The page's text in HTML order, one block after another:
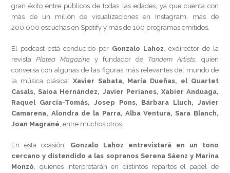
gran éxito entre públicos de todas las edades, ya que cuenta con
más de un millón de visualizaciones en Instagram, más de
200.000 escuchas en Spotify y más de 100 programas emitidos.
El podcast está conducido por Gonzalo Lahoz, exdirector de la
revistaPlatea Magazine y fundador de Tandem Artists, quien
conversa con algunas de las figuras más relevantes del mundo de
la música clásica: Xavier Sabata, María Dueñas, el Quartet
Casals, Saioa Hernández, Javier Perianes, Xabier Anduaga,
Raquel García-Tomás, Josep Pons, Bárbara Lluch, Javier
Camarena, Alondra de la Parra, Alba Ventura, Sara Blanch,
Joan Magrané, entre muchos otros.
En esta ocasión, Gonzalo Lahoz entrevistará en un tono
cercano y distendido a las sopranos Serena Sáenz y Marina
Monzó, quienes interpretarán en distintos repartos el papel de